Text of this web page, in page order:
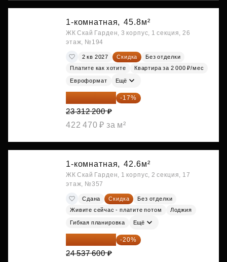
1-комнатная, 45.8м²
ЖК Скай Гарден, 3 корпус, 1 секция, 26
этаж, №194
2 кв 2027 Скидка
Без отделки
Платите как хотите
Квартира за 2 000 ₽/мес
Евроформат Ещё
19 349 126 ₽ -17%
23 312 200 ₽
422 470 ₽ за м²
1-комнатная, 42.6м²
ЖК Скай Гарден, 1 корпус, 2 секция, 17
этаж, №357
Сдана Скидка
Без отделки
Живите сейчас - платите потом
Лоджия
Гибкая планировка Ещё
19 630 080 ₽ -20%
24 537 600 ₽